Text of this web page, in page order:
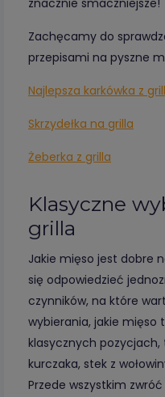
znacznie smaczniejsze!
Zachęcamy do
przepisami na pyszne
Najlepsza karkówka z
Skrzydełka na grilla
Żeberka z grilla
Klasyczne
grilla
Jakie mięso jest dobre
się odpowiedzieć
czynników, na które
wybierania, jakie mięso
klasycznych pozycjach,
kurczaka, stek z
Przede wszystkim